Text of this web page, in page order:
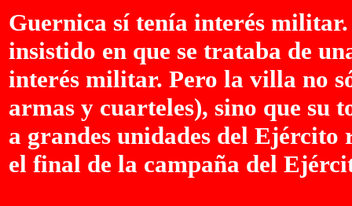
Guernica sí tenía interés
insistido en que se trataba de
interés militar. Pero la villa no
armas y cuarteles), sino que
a grandes unidades del
el final de la campaña del